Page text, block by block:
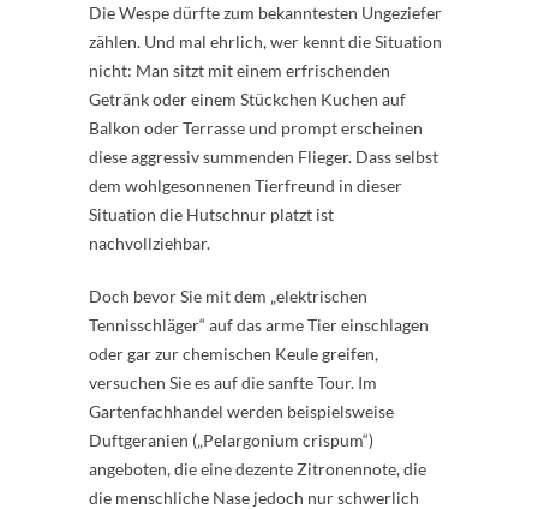
Die Wespe dürfte zum bekanntesten Ungeziefer
zählen. Und mal ehrlich, wer kennt die Situation
nicht: Man sitzt mit einem erfrischenden
Getränk oder einem Stückchen Kuchen auf
Balkon oder Terrasse und prompt erscheinen
diese aggressiv summenden Flieger. Dass selbst
dem wohlgesonnenen Tierfreund in dieser
Situation die Hutschnur platzt ist
nachvollziehbar.
Doch bevor Sie mit dem „elektrischen
Tennisschläger“ auf das arme Tier einschlagen
oder gar zur chemischen Keule greifen,
versuchen Sie es auf die sanfte Tour. Im
Gartenfachhandel werden beispielsweise
Duftgeranien („Pelargonium crispum“)
angeboten, die eine dezente Zitronennote, die
die menschliche Nase jedoch nur schwerlich